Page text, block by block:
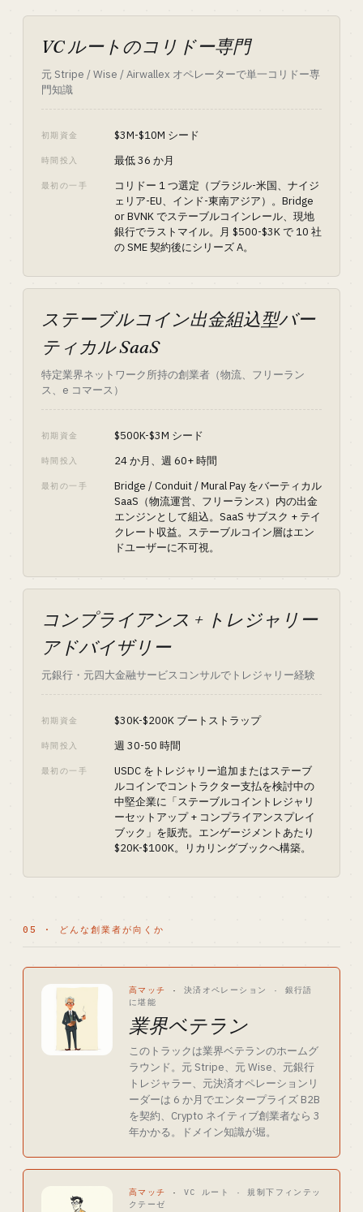
VC ルートのコリドー専門
元 Stripe / Wise / Airwallex オペレーターで単一コリドー専
門知識
初期資金 $3M-$10M シード
時間投入 最低 36 か月
最初の一手
コリドー 1 つ選定（ブラジル-米国、ナイジ
ェリア-EU、インド-東南アジア）。Bridge
or BVNK でステーブルコインレール、現地
銀行でラストマイル。月 $500-$3K で 10 社
の SME 契約後にシリーズ A。
ステーブルコイン出金組込型バー
ティカル SaaS
特定業界ネットワーク所持の創業者（物流、フリーラン
ス、e コマース）
初期資金 $500K-$3M シード
時間投入 24 か月、週 60+ 時間
最初の一手
Bridge / Conduit / Mural Pay をバーティカル
SaaS（物流運営、フリーランス）内の出金
エンジンとして組込。SaaS サブスク + テイ
クレート収益。ステーブルコイン層はエン
ドユーザーに不可視。
コンプライアンス + トレジャリー
アドバイザリー
元銀行・元四大金融サービスコンサルでトレジャリー経験
初期資金 $30K-$200K ブートストラップ
時間投入 週 30-50 時間
最初の一手
USDC をトレジャリー追加またはステーブ
ルコインでコントラクター支払を検討中の
中堅企業に「ステーブルコイントレジャリ
ーセットアップ + コンプライアンスプレイ
ブック」を販売。エンゲージメントあたり
$20K-$100K。リカリングブックへ構築。
05 · どんな創業者が向くか
高マッチ · 決済オペレーション · 銀行語
に堪能
業界ベテラン
このトラックは業界ベテランのホームグ
ラウンド。元 Stripe、元 Wise、元銀行
トレジャラー、元決済オペレーションリ
ーダーは 6 か月でエンタープライズ B2B
を契約、Crypto ネイティブ創業者なら 3
年かかる。ドメイン知識が堀。
高マッチ · VC ルート · 規制下フィンテッ
クテーゼ